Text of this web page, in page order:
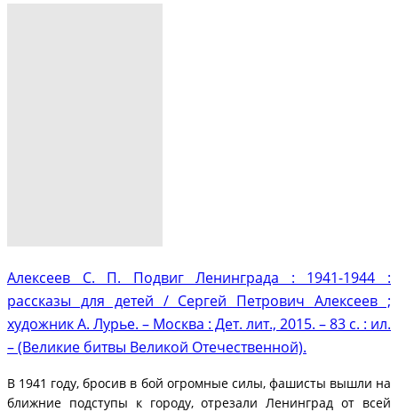
Алексеев С. П. Подвиг Ленинграда : 1941-1944 :
рассказы для детей / Сергей Петрович Алексеев ;
художник А. Лурье. – Москва : Дет. лит., 2015. – 83 с. : ил.
– (Великие битвы Великой Отечественной).
В 1941 году, бросив в бой огромные силы, фашисты вышли на
ближние подступы к городу, отрезали Ленинград от всей